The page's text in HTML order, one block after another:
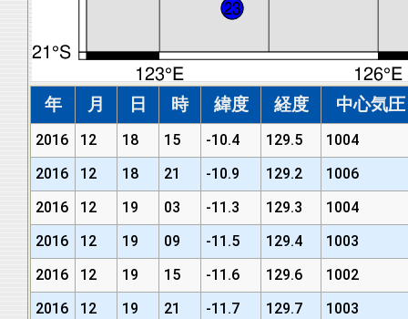
年 月 日 時 緯度 経度 中心気
2016 12 18 15 -10.4 129.5
1004
2016
12 18 21 -10.9 129.2
1006
2016
12 19 03 -11.3 129.3
1004
2016
12 19 09 -11.5 129.4
1003
2016
12 19 15 -11.6 129.6
1002
2016
12 19 21 -11.7 129.7
1003